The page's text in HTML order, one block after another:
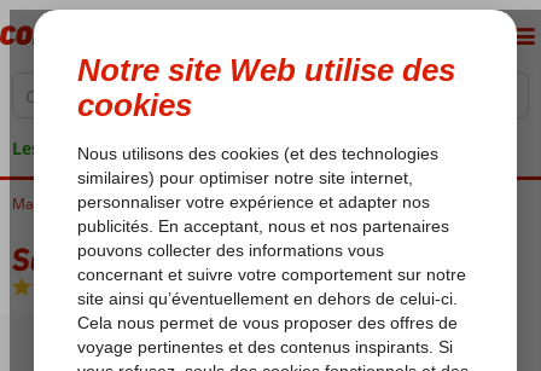
Les garanties de vacances
Maroc Maroc central Marrakech Semiramis Hotel
Semiramis Hotel
Chambre et petit déjeuner-Hôtel